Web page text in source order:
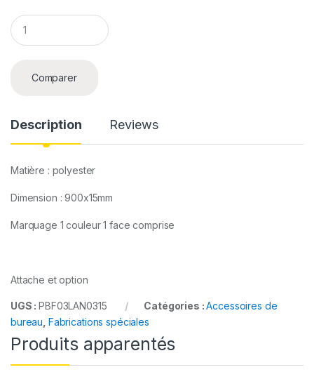
Q
u
a
Comparer
Description Reviews
Matière : polyester
Dimension : 900x15mm
Marquage 1 couleur 1 face comprise
Attache et option
UGS :PBF03LAN0315 Catégories :Accessoires de
bureau Fabrications spéciales
Produits apparentés